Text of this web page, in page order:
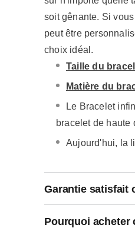
soit gênante. Si
peut être
choix idéal.
Taille du
Matière du
Le Bracelet
bracelet de haute
Aujourd'hui, la
Garantie satisfait
Pourquoi acheter